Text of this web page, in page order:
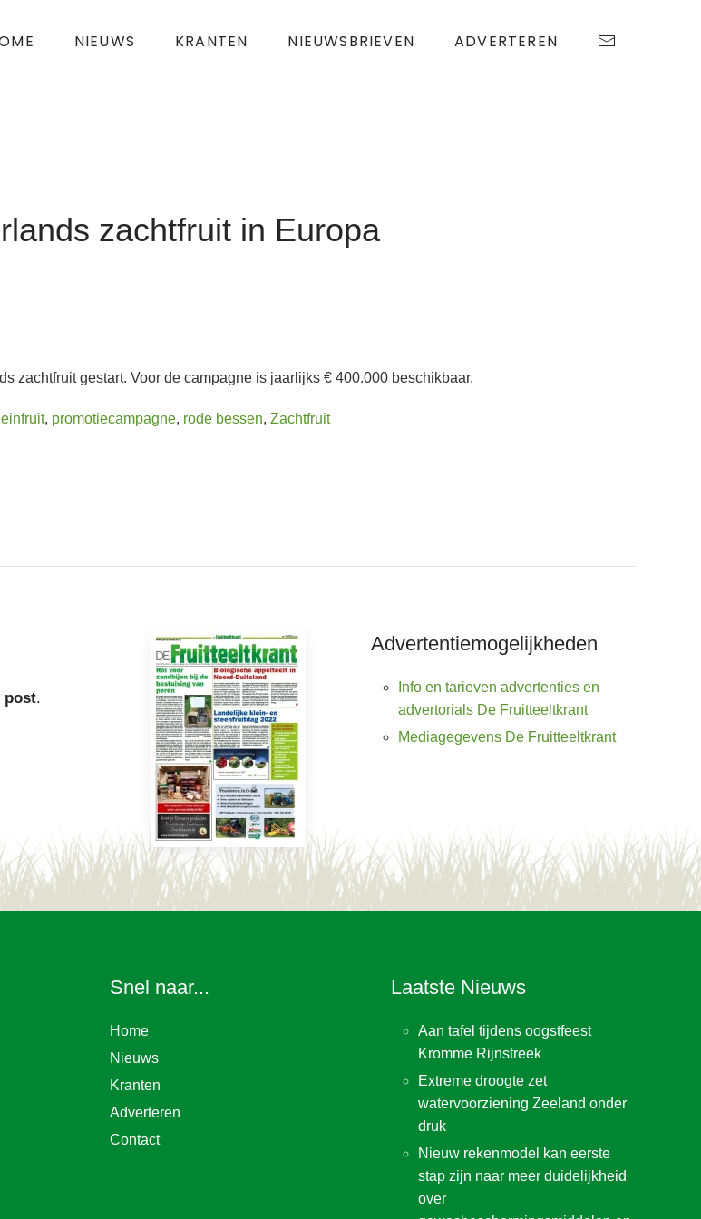
NIEUWS KRANTEN NIEUWSBRIEVEN ADVERTEREN
zachtfruit in Europa
zachtfruit gestart. Voor de campagne is jaarlijks € 400.000 beschikbaar.
, promotiecampagne, rode bessen, Zachtfruit
post.
Advertentiemogelijkheden
Info en tarieven advertenties en
advertorials De Fruitteeltkrant
Mediagegevens De Fruitteeltkrant
Snel naar...
Home
Nieuws
Kranten
Adverteren
Contact
Laatste Nieuws
Aan tafel tijdens oogstfeest
Kromme Rijnstreek
Extreme droogte zet
watervoorziening Zeeland onder
druk
Nieuw rekenmodel kan eerste
stap zijn naar meer duidelijkheid
over